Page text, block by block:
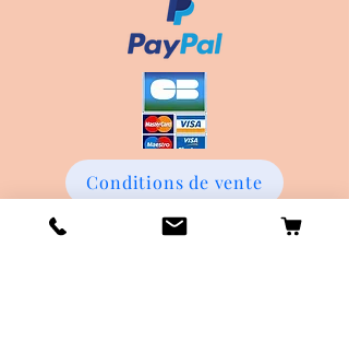
Conditions de vente